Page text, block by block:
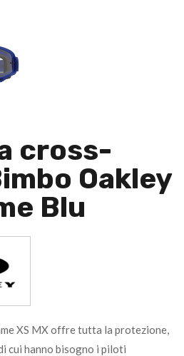
cross-
Oakley
Blu
XS MX offre tutta la protezione,
cui hanno bisogno i piloti